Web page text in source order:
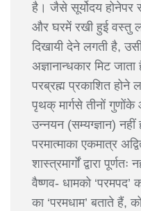
है। जैसे सूर्योदय होनेपर
और घरमें रखी हुई वस्तु
दिखायी देने लगती है,
अज्ञानान्धकार मिट
परब्रह्म प्रकाशित
पृथक् मार्गसे तीनों
उन्नयन (सम्यग्ज्ञान)
परमात्माका एकमात्र
शास्त्रमार्गों द्वारा
वैष्णव- धामको
का ‘परमधाम’ बताते हैं,